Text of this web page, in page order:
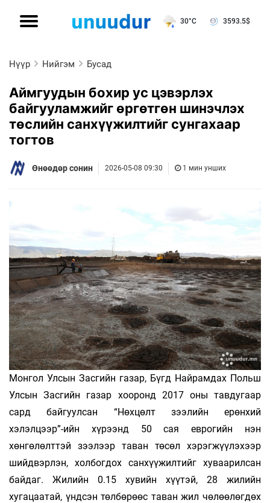
30°C 3593.5$
Нүүр Нийгэм Бусад
Аймгуудын бохир ус цэвэрлэх
байгууламжийг өргөтгөн шинэчлэх
төслийн санхүүжилтийг сунгахаар
тогтов
Өнөөдөр сонин 2026-05-08 09:30 1 мин унших
Монгол Улсын Засгийн газар, Бүгд Найрамдах Польш
Улсын Засгийн газар хооронд 2017 оны тавдугаар
сард байгуулсан “Нөхцөлт зээлийн ерөнхий
хэлэлцээр”-ийн хүрээнд 50 сая еврогийн нэн
хөнгөлөлттэй зээлээр таван төсөл хэрэгжүүлэхээр
шийдвэрлэн, холбогдох санхүүжилтийг хуваарилсан
байдаг. Жилийн 0.15 хувийн хүүтэй, 28 жилийн
хугацаатай, үндсэн төлбөрөөс таван жил чөлөөлөгдөх